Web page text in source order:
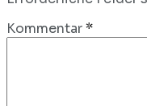
Kommentar*